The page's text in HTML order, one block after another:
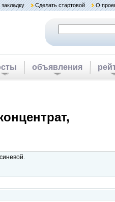
Сделать стартовой О
объявления